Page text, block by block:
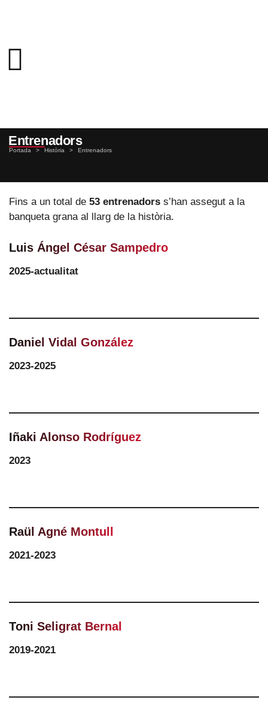
Entrenadors
Portada > Història > Entrenadors
Fins a un total de 53 entrenadors s’han assegut a la
banqueta grana al llarg de la història.
Luis Ángel César Sampedro
2025-actualitat
Daniel Vidal González
2023-2025
Iñaki Alonso Rodríguez
2023
Raül Agné Montull
2021-2023
Toni Seligrat Bernal
2019-2021